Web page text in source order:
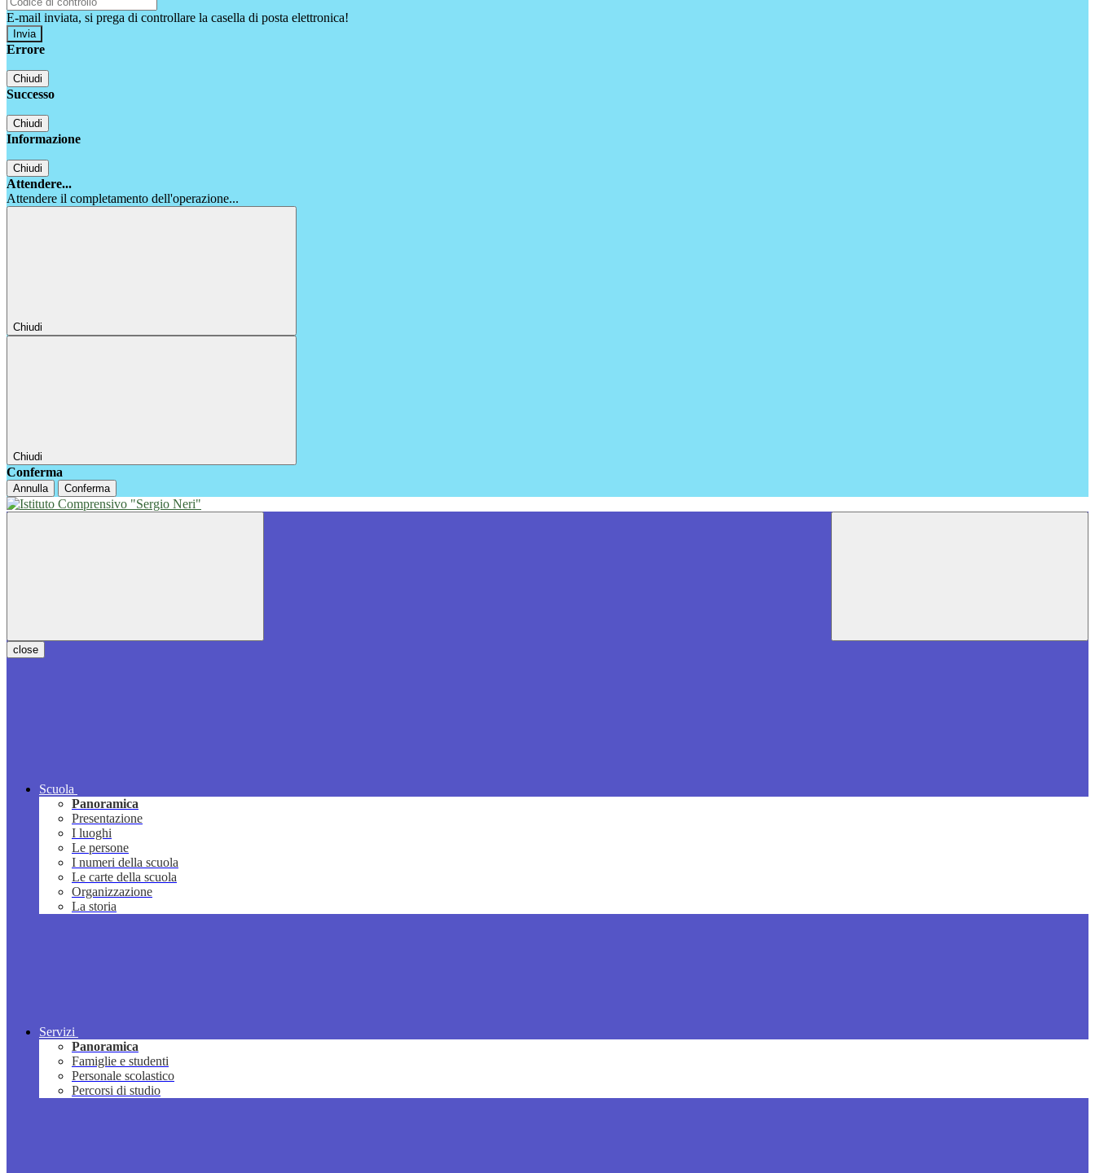
E-mail inviata, si prega di controllare la casella di posta elettronica!
Errore
Chiudi
Successo
Chiudi
Informazione
Chiudi
Attendere...
Attendere il completamento dell'operazione...
Chiudi
Chiudi
Conferma
Annulla Conferma
close
Scuola
Panoramica
Presentazione
I luoghi
Le persone
I numeri della scuola
Le carte della scuola
Organizzazione
La storia
Servizi
Panoramica
Famiglie e studenti
Personale scolastico
Percorsi di studio